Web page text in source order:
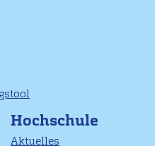
Hochschule
Aktuelles